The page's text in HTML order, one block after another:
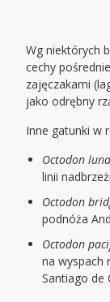
Wg niektórych
cechy
zajęczakami
jako odrębny
Inne gatunki w
Octodon
linii
Octodon
podnóża
Octodon
na wyspach
Santiago de